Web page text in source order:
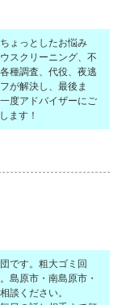
ょっとしたお悩み
スクリーニング、不
種調査、代役、夜逃
が解決し、最後ま
度アドバイザーにご
ます！
です。粗大ゴミ回
島原市・南島原市・
談ください。